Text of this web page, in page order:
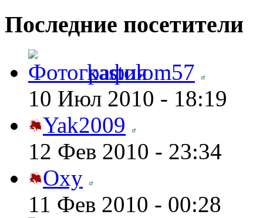
Последние посетители
kastolom57
10 Июл 2010 - 18:19
Yak2009
12 Фев 2010 - 23:34
Oxy
11 Фев 2010 - 00:28